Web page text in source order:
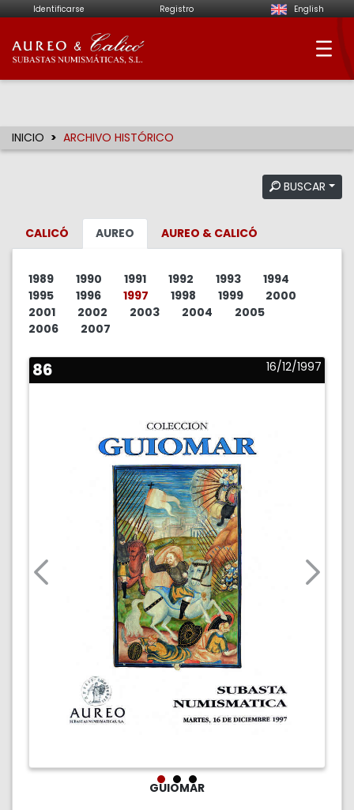
Identificarse Registro English
Aureo & Calicó -
INICIO ARCHIVO HISTÓRICO
BUSCAR
CALICÓ AUREO AUREO & CALICÓ
1989 1990 1991 1992 1993
1994
1995
1996 1997 1998 1999
2000
2001
2002 2003 2004
2005
2006
2007
86 16/12/1997
GUIOMAR